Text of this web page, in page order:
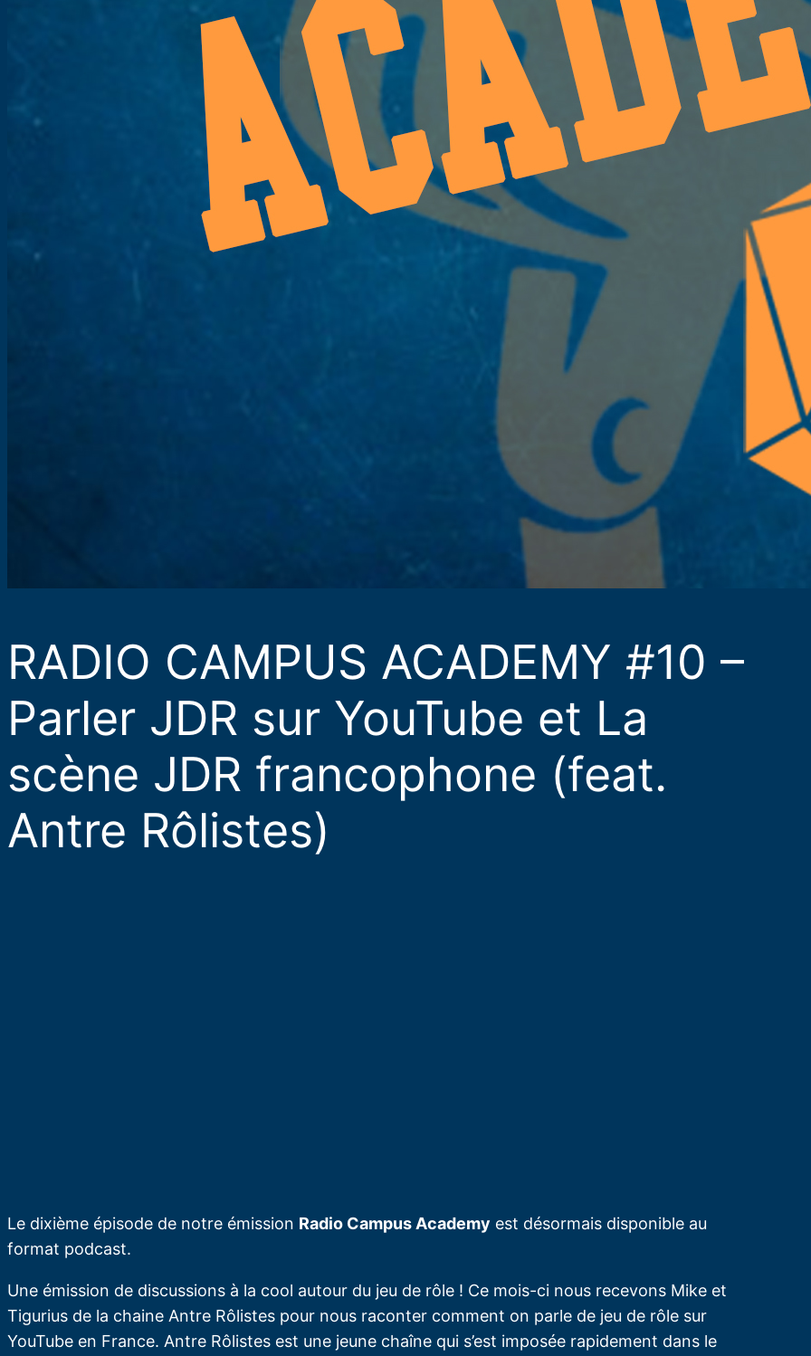
RADIO CAMPUS ACADEMY #10 –
Parler JDR sur YouTube et La
scène JDR francophone (feat.
Antre Rôlistes)
Le dixième épisode de notre émission Radio Campus Academy est désormais disponible au
format podcast.
Une émission de discussions à la cool autour du jeu de rôle ! Ce mois-ci nous recevons Mike et
Tigurius de la chaine Antre Rôlistes pour nous raconter comment on parle de jeu de rôle sur
YouTube en France. Antre Rôlistes est une jeune chaîne qui s’est imposée rapidement dans le